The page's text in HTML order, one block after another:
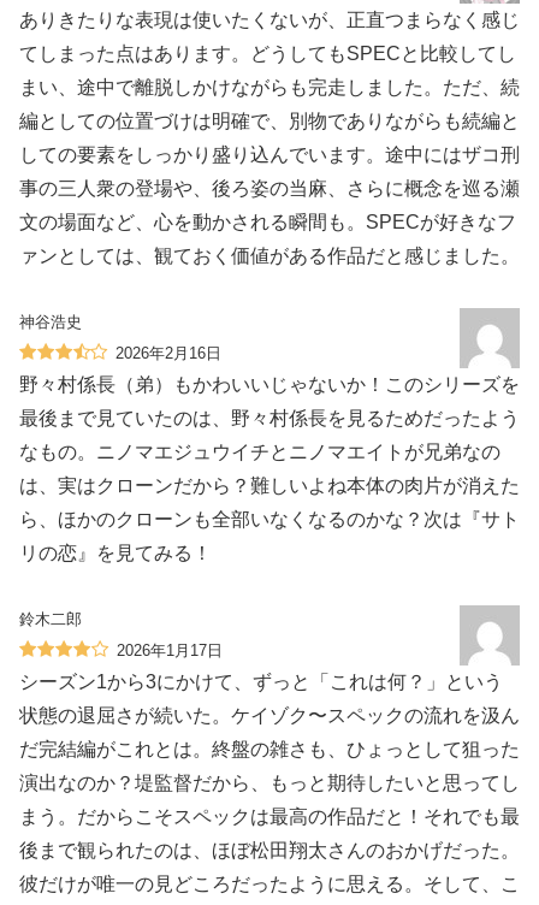
ありきたりな表現は使いたくないが、正直つまらなく感じ
てしまった点はあります。どうしてもSPECと比較してし
まい、途中で離脱しかけながらも完走しました。ただ、続
編としての位置づけは明確で、別物でありながらも続編と
しての要素をしっかり盛り込んでいます。途中にはザコ刑
事の三人衆の登場や、後ろ姿の当麻、さらに概念を巡る瀬
文の場面など、心を動かされる瞬間も。SPECが好きなフ
ァンとしては、観ておく価値がある作品だと感じました。
神谷浩史
2026年2月16日
野々村係長（弟）もかわいいじゃないか！このシリーズを
最後まで見ていたのは、野々村係長を見るためだったよう
なもの。ニノマエジュウイチとニノマエイトが兄弟なの
は、実はクローンだから？難しいよね本体の肉片が消えた
ら、ほかのクローンも全部いなくなるのかな？次は『サト
リの恋』を見てみる！
鈴木二郎
2026年1月17日
シーズン1から3にかけて、ずっと「これは何？」という
状態の退屈さが続いた。ケイゾク〜スペックの流れを汲ん
だ完結編がこれとは。終盤の雑さも、ひょっとして狙った
演出なのか？堤監督だから、もっと期待したいと思ってし
まう。だからこそスペックは最高の作品だと！それでも最
後まで観られたのは、ほぼ松田翔太さんのおかげだった。
彼だけが唯一の見どころだったように思える。そして、こ